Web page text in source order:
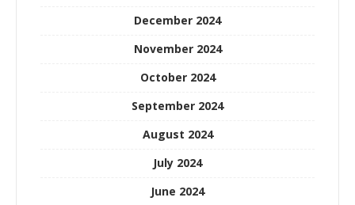
December 2024
November 2024
October 2024
September 2024
August 2024
July 2024
June 2024